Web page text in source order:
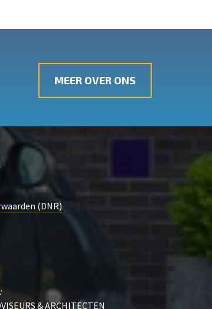
MEER OVER ONS
(DNR)
& ARCHITECTEN